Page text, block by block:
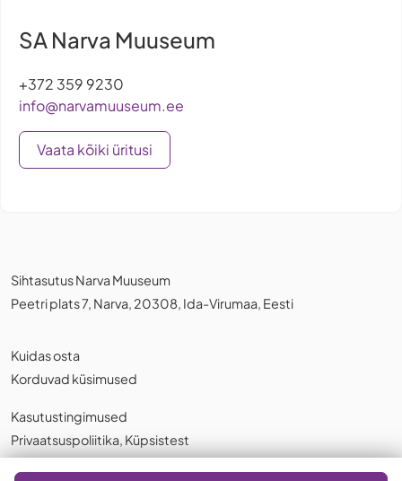
SA Narva Muuseum
+372 359 9230
info@narvamuuseum.ee
Vaata kõiki üritusi
Sihtasutus Narva Muuseum
Peetri plats 7, Narva, 20308, Ida-Virumaa, Eesti
Kuidas osta
Korduvad küsimused
Kasutustingimused
Privaatsuspoliitika, Küpsistest